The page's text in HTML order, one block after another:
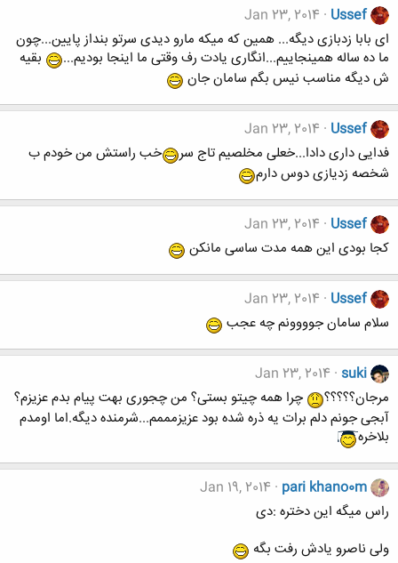
Ussef
Jan 23, 2014
ای بابا زدبازی دیگه... همین که میکه مارو دیدی سرتو بنداز پایین...چون
ما ده ساله همینجاییم...انگاری یادت رف وقتی ما اینجا بودیم...
بقیه
ش دیگه مناسب نیس بگم سامان جان
Ussef
Jan 23, 2014
فدایی داری دادا...خعلی مخلصیم تاج سر
خب راستش من خودم ب
شخصه زدیازی دوس دارم
Ussef
Jan 23, 2014
کجا بودی این همه مدت ساسی مانکن
Ussef
Jan 23, 2014
سلام سامان جوووونم چه عجب
suki
Jan 23, 2014
مرجان؟؟؟؟؟
چرا همه چیتو بستی؟ من چجوری بهت پیام بدم عزیزم؟
آبجی جونم دلم برات یه ذره شده بود عزیزمممم...شرمنده دیگه.اما اومدم
بلاخره
pari khano0m
Jan 19, 2014
راس میگه این دختره :دی
ولی ناصرو یادش رفت بگه